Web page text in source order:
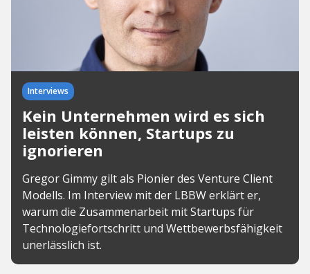
Interviews
Kein Unternehmen wird es sich
leisten können, Startups zu
ignorieren
Gregor Gimmy gilt als Pionier des Venture Client
Modells. Im Interview mit der LBBW erklärt er,
warum die Zusammenarbeit mit Startups für
Technologiefortschritt und Wettbewerbsfähigkeit
unerlässlich ist.